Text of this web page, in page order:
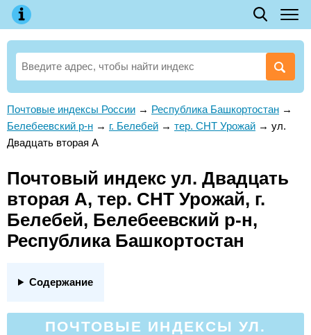
Почтовые индексы России → Республика Башкортостан →
Белебеевский р-н → г. Белебей → тер. СНТ Урожай → ул.
Двадцать вторая А
Почтовый индекс ул. Двадцать
вторая А, тер. СНТ Урожай, г.
Белебей, Белебеевский р-н,
Республика Башкортостан
Содержание
ПОЧТОВЫЕ ИНДЕКСЫ УЛ.